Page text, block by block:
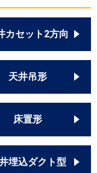
カセット2方向
天井吊形
床置形
埋込ダクト型